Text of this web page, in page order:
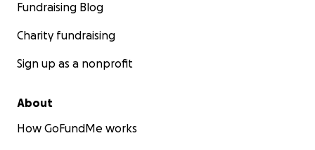
Fundraising Blog
Charity fundraising
Sign up as a nonprofit
About
How GoFundMe works